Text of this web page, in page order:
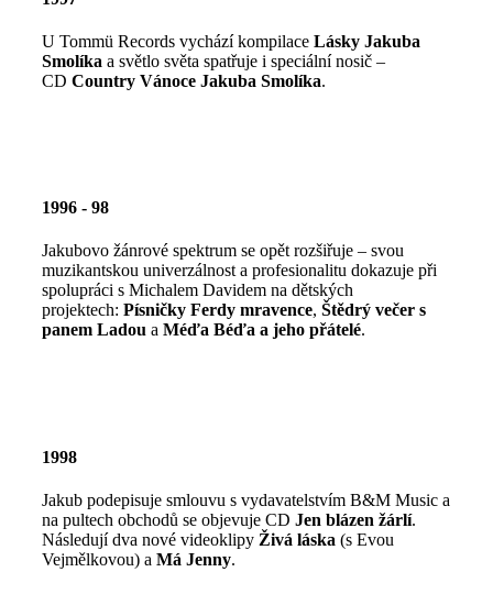
U Tommü Records vychází kompilace Lásky Jakuba
Smolíka a světlo světa spatřuje i speciální nosič –
CD Country Vánoce Jakuba Smolíka.
1996 - 98
Jakubovo žánrové spektrum se opět rozšiřuje – svou
muzikantskou univerzálnost a profesionalitu dokazuje při
spolupráci s Michalem Davidem na dětských
projektech: Písničky Ferdy mravence, Štědrý večer s
panem Ladou a Méďa Béďa a jeho přátelé.
1998
Jakub podepisuje smlouvu s vydavatelstvím B&M Music a
na pultech obchodů se objevuje CD Jen blázen žárlí.
Následují dva nové videoklipy Živá láska (s Evou
Vejmělkovou) a Má Jenny.